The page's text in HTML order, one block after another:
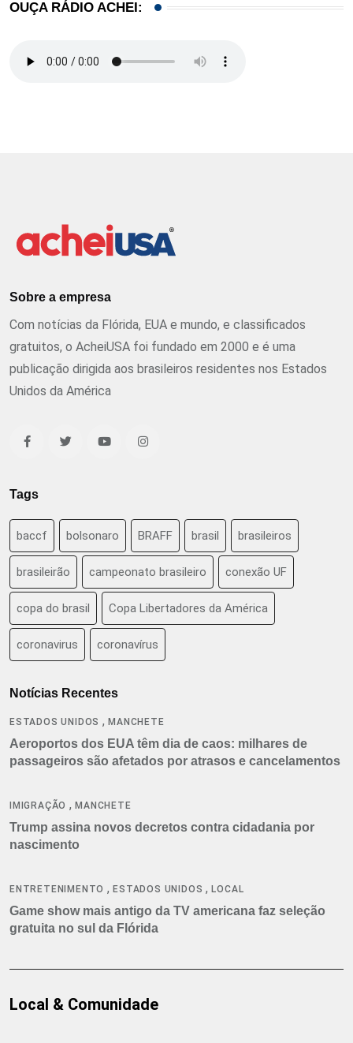
OUÇA RÁDIO ACHEI:
Sobre a empresa
Com notícias da Flórida, EUA e mundo, e classificados
gratuitos, o AcheiUSA foi fundado em 2000 e é uma
publicação dirigida aos brasileiros residentes nos Estados
Unidos da América
Tags
baccf bolsonaro BRAFF brasil brasileiros
brasileirão campeonato brasileiro conexão UF
copa do brasil Copa Libertadores da América
coronavirus coronavírus
Notícias Recentes
ESTADOS UNIDOS ,MANCHETE
Aeroportos dos EUA têm dia de caos: milhares de
passageiros são afetados por atrasos e cancelamentos
IMIGRAÇÃO ,MANCHETE
Trump assina novos decretos contra cidadania por
nascimento
ENTRETENIMENTO ,ESTADOS UNIDOS ,LOCAL
Game show mais antigo da TV americana faz seleção
gratuita no sul da Flórida
Local & Comunidade